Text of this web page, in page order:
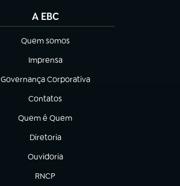
A EBC
Quem somos
(abre em nova aba)
Imprensa
(abre em nova aba)
Governança Corporativa
(abre em nova aba)
Contatos
(abre em nova aba)
Quem é Quem
(abre em nova aba)
Diretoria
(abre em nova aba)
Ouvidoria
(abre em nova aba)
RNCP
(abre em nova aba)